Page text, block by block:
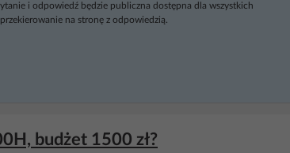
i odpowiedź będzie publiczna dostępna dla wszystkich
na stronę z odpowiedzią.
budżet 1500 zł?